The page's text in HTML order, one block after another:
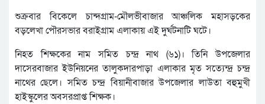
শুক্রবার বিকেলে চান্দগ্রাম-মৌলভীবাজার আঞ্চলিক মহাসড়কের
বড়লেখা পৌরসভার বরাইগ্রাম এলাকায় এই দুর্ঘটনাটি ঘটে।
নিহত শিক্ষকের নাম সমিত চন্দ্র নাথ (৬১)। তিনি উপজেলার
দাসেরবাজার ইউনিয়নের তালুকদারপাড়া এলাকার মৃত সত্যেন্দ্র চন্দ্র
নাথের ছেলে। সমিত চন্দ্র বিয়ানীবাজার উপজেলার লাউতা বহুমুখী
হাইস্কুলের অবসরপ্রাপ্ত শিক্ষক।